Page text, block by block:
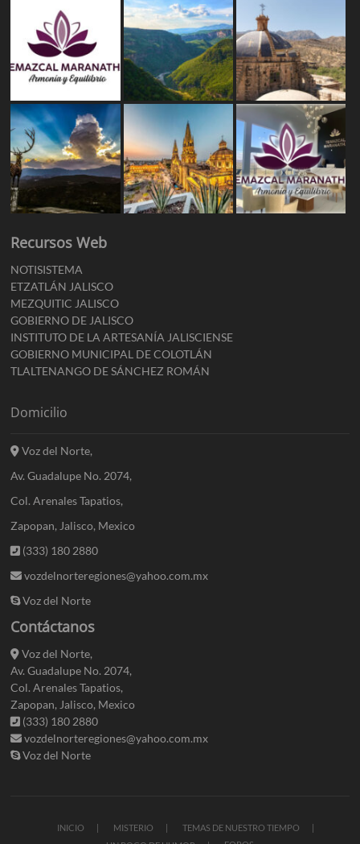
Recursos Web
NOTISISTEMA
ETZATLÁN JALISCO
MEZQUITIC JALISCO
GOBIERNO DE JALISCO
INSTITUTO DE LA ARTESANÍA JALISCIENSE
GOBIERNO MUNICIPAL DE COLOTLÁN
TLALTENANGO DE SÁNCHEZ ROMÁN
Domicilio
Voz del Norte,
Av. Guadalupe No. 2074,
Col. Arenales Tapatios,
Zapopan, Jalisco, Mexico
(333) 180 2880
vozdelnorteregiones@yahoo.com.mx
Voz del Norte
Contáctanos
Voz del Norte,
Av. Guadalupe No. 2074,
Col. Arenales Tapatios,
Zapopan, Jalisco, Mexico
(333) 180 2880
vozdelnorteregiones@yahoo.com.mx
Voz del Norte
INICIO MISTERIO
TEMAS DE NUESTRO TIEMPO